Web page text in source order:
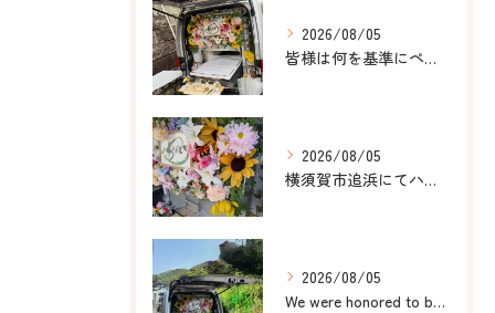
2026/08/05
皆様は何を基準にペット葬儀社を選びますか？
2026/08/05
横須賀市追浜にてハムスターのみかんちゃんのペット火葬のお手伝...
2026/08/05
We were honored to be by your ...